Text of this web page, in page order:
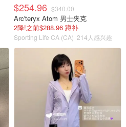
$254.96 $340.00
Arc'teryx Atom 男士夹克
2降!之前$288.96 蹲补
Sporting Life CA (CA) 214人感兴趣